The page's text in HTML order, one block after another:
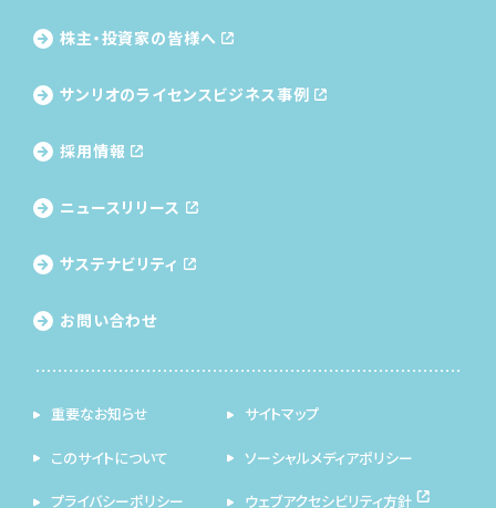
株主・投資家の皆様へ
サンリオのライセンス ビジネス事例
採用情報
ニュースリリース
サステナビリティ
お問い合わせ
重要なお知らせ サイトマップ
このサイトについて ソーシャルメディアポリシー
プライバシーポリシー ウェブアクセシビリティ方針